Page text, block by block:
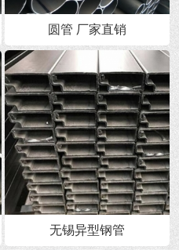
圆管 厂家直销
无锡异型钢管